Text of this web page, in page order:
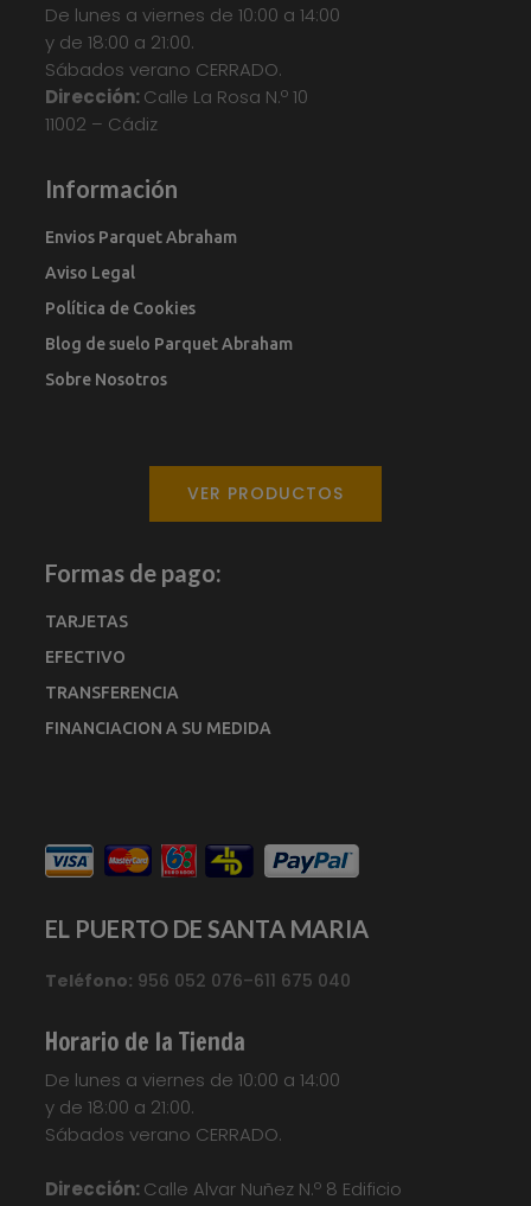
De lunes a viernes de 10:00 a 14:00
y de 18:00 a 21:00.
Sábados verano CERRADO.
Dirección:Calle La Rosa N.º 10
11002 – Cádiz
Información
Envios Parquet Abraham
Aviso Legal
Política de Cookies
Blog de suelo Parquet Abraham
Sobre Nosotros
VER PRODUCTOS
Formas de pago:
TARJETAS
EFECTIVO
TRANSFERENCIA
FINANCIACION A SU MEDIDA
EL PUERTO DE SANTA MARIA
Teléfono: 956 052 076–611 675 040
Horario de la Tienda
De lunes a viernes de 10:00 a 14:00
y de 18:00 a 21:00.
Sábados verano CERRADO.
Dirección:Calle Alvar Nuñez N.º 8 Edificio